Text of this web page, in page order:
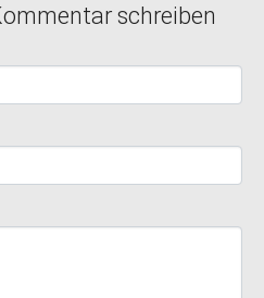
schreiben